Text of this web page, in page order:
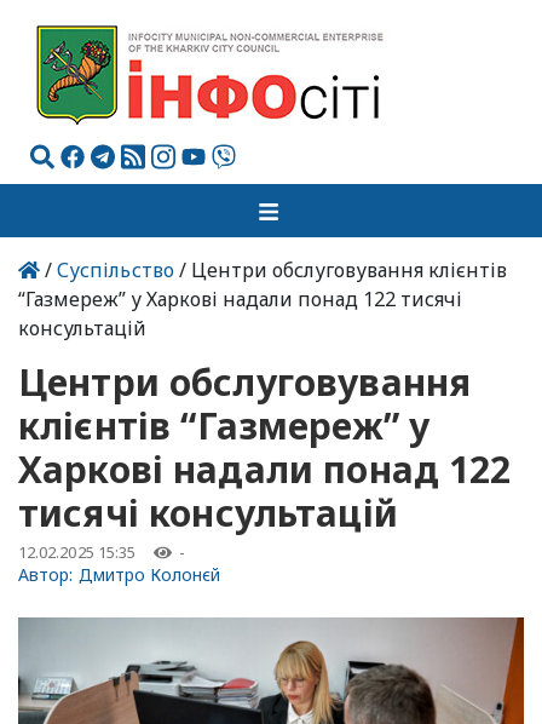
/Суспільство/ Центри обслуговування клієнтів
“Газмереж” у Харкові надали понад 122 тисячі
консультацій
Центри обслуговування
клієнтів “Газмереж” у
Харкові надали понад 122
тисячі консультацій
12.02.2025 15:35 -
Автор: Дмитро Колонєй